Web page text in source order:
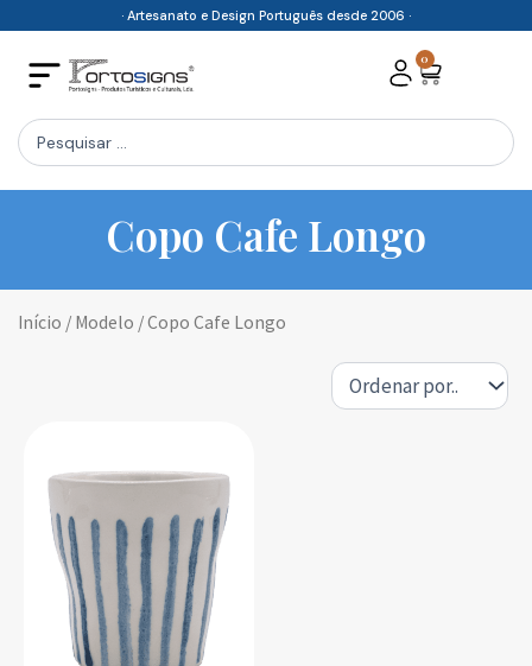
content
· Artesanato e Design Português desde 2006 ·
0
Cart
Search
...
Copo Cafe Longo
Início / Modelo / Copo Cafe Longo